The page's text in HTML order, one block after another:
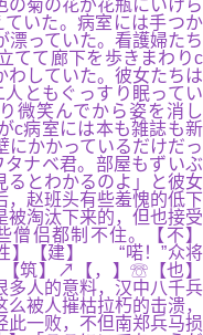
の菊の花が花瓶にいけら
いた。病室には手つか
漂っていた。看護婦たち
てて廊下を歩きまわりc
わしていた。彼女たちは
ともぐっすり眠ってい
微笑んでから姿を消し
c病室には本も雑誌も新
にかかっているだけだっ
ナベ君。部屋もずいぶ
るとわかるのよ」と彼女
赵班头有些羞愧的低下
被淘汰下来的，但也接受
侣都制不住。【不】
】【建】 “喏！”众将
筑】↗【，】☏【也】
人的意料，汉中八千兵
被人摧枯拉朽的击溃，
此一败，不但南郑兵马损